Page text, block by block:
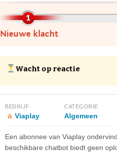
Nieuwe klacht
Wacht op reactie
BEDRIJF
Viaplay
CATEGORIE
Algemeen
Een abonnee van Viaplay
beschikbare chatbot biedt geen